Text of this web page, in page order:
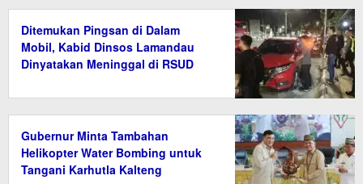
Ditemukan Pingsan di Dalam
Mobil, Kabid Dinsos Lamandau
Dinyatakan Meninggal di RSUD
Gubernur Minta Tambahan
Helikopter Water Bombing untuk
Tangani Karhutla Kalteng